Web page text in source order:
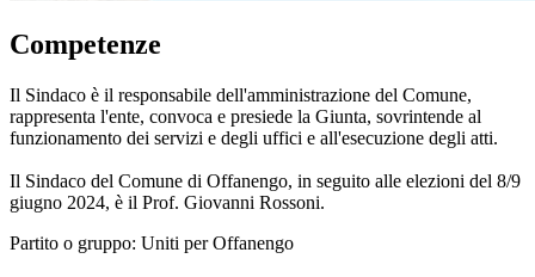
Competenze
Il Sindaco è il responsabile dell'amministrazione del Comune,
rappresenta l'ente, convoca e presiede la Giunta, sovrintende al
funzionamento dei servizi e degli uffici e all'esecuzione degli atti.
Il Sindaco del Comune di Offanengo, in seguito alle elezioni del 8/9
giugno 2024, è il Prof. Giovanni Rossoni.
Partito o gruppo: Uniti per Offanengo